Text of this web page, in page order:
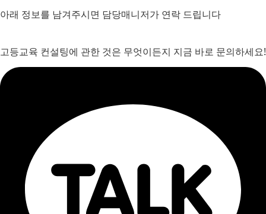
아래 정보를 남겨주시면 담당매니저가 연락 드립니다
고등교육 컨설팅에 관한 것은 무엇이든지 지금 바로 문의하세요!